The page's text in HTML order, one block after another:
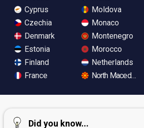
Cyprus
Czechia
Denmark
Estonia
Finland
France
Moldova
Monaco
Montenegro
Morocco
Netherlands
North Macedonia
Did you know...